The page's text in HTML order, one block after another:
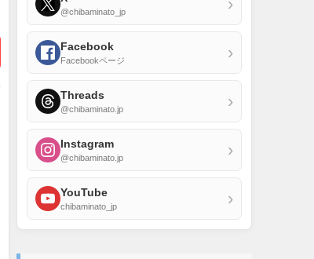
@chibaminato_jp
Facebook
Facebookページ ›
Threads
@chibaminato.jp ›
Instagram
@chibaminato.jp ›
YouTube
chibaminato_jp ›